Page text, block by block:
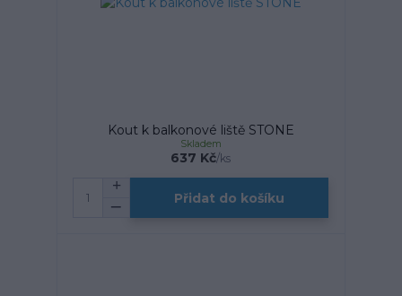
Kout k balkonové liště STONE
637 Kč/ks
Skladem
Přidat do košíku